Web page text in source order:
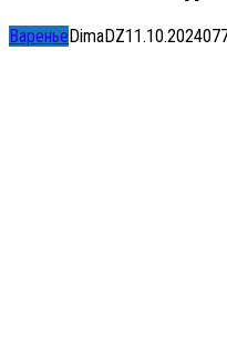
ВареньеDimaDZ11.10.20240